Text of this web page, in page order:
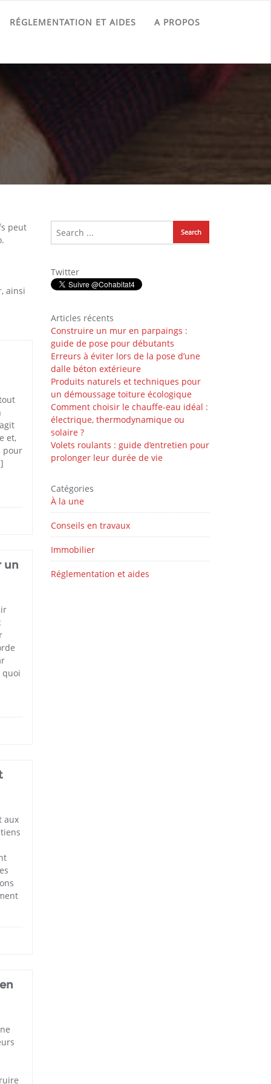
RÉGLEMENTATION ET AIDES A PROPOS
peut
ainsi
et,
pour
un
quoi
aux
Twitter
Articles récents
Construire un mur en parpaings :
guide de pose pour débutants
Erreurs à éviter lors de la pose d’une
dalle béton extérieure
Produits naturels et techniques pour
un démoussage toiture écologique
Comment choisir le chauffe-eau idéal :
électrique, thermodynamique ou
solaire ?
Volets roulants : guide d’entretien pour
prolonger leur durée de vie
Catégories
À la une
Conseils en travaux
Immobilier
Réglementation et aides